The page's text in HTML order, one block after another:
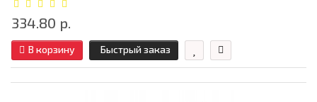
334.80 р.
В корзину Быстрый заказ